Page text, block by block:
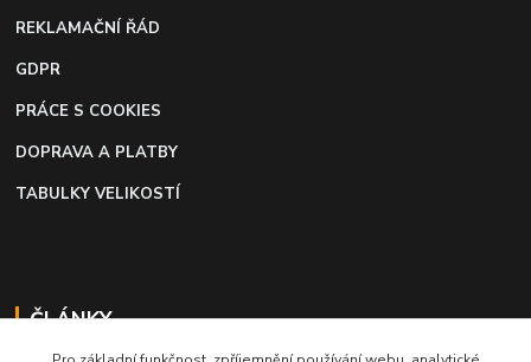
REKLAMAČNÍ ŘÁD
GDPR
PRÁCE S COOKIES
DOPRAVA A PLATBY
TABULKY VELIKOSTÍ
ČLÁNKY